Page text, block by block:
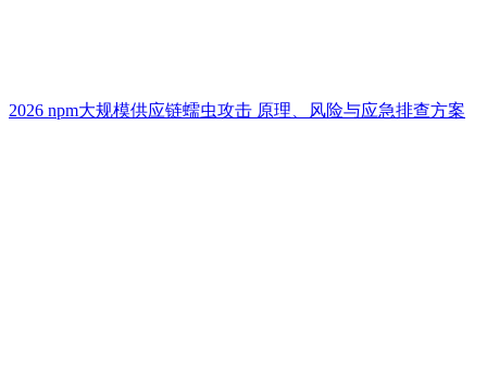
2026 npm大规模供应链蠕虫攻击 原理、风险与应急排查方案